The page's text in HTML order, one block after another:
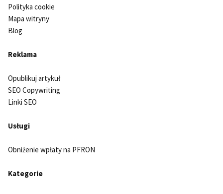
Polityka cookie
Mapa witryny
Blog
Reklama
Opublikuj artykuł
SEO Copywriting
Linki SEO
Usługi
Obniżenie wpłaty na PFRON
Kategorie